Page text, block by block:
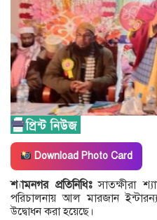
Download Photo Card
শ্যামনগর প্রতিনিধিঃসাতক্ষীরা
পরিচালনায় আল মারজান
উদ্বোধন করা হয়েছে।